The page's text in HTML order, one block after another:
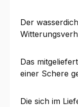
Der
Das
einer Schere
Die sich im